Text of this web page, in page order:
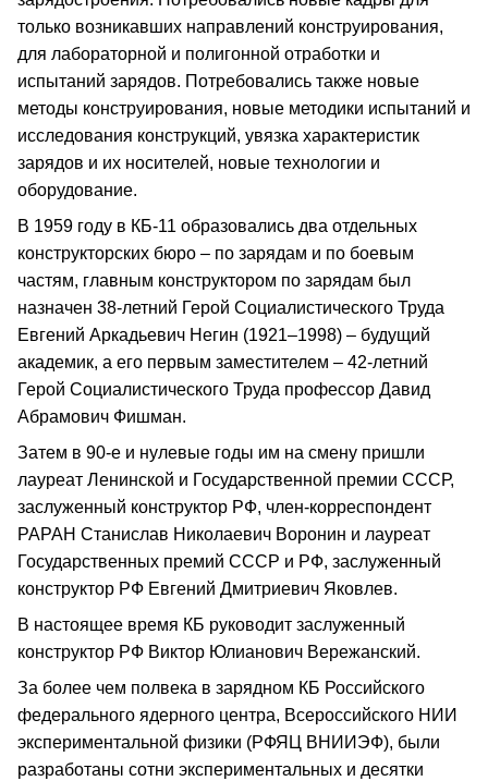
только возникавших направлений конструирования,
для лабораторной и полигонной отработки и
испытаний зарядов. Потребовались также новые
методы конструирования, новые методики испытаний и
исследования конструкций, увязка характеристик
зарядов и их носителей, новые технологии и
оборудование.
В 1959 году в КБ-11 образовались два отдельных
конструкторских бюро – по зарядам и по боевым
частям, главным конструктором по зарядам был
назначен 38-летний Герой Социалистического Труда
Евгений Аркадьевич Негин (1921–1998) – будущий
академик, а его первым заместителем – 42-летний
Герой Социалистического Труда профессор Давид
Абрамович Фишман.
Затем в 90-е и нулевые годы им на смену пришли
лауреат Ленинской и Государственной премии СССР,
заслуженный конструктор РФ, член-корреспондент
РАРАН Станислав Николаевич Воронин и лауреат
Государственных премий СССР и РФ, заслуженный
конструктор РФ Евгений Дмитриевич Яковлев.
В настоящее время КБ руководит заслуженный
конструктор РФ Виктор Юлианович Вережанский.
За более чем полвека в зарядном КБ Российского
федерального ядерного центра, Всероссийского НИИ
экспериментальной физики (РФЯЦ ВНИИЭФ), были
разработаны сотни экспериментальных и десятки